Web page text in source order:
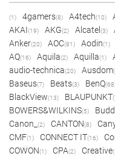
(1) 4gamers(8) A4tech(10)
AKAI(19) AKG(2) Alcatel (3)
Anker(20) AOC(81) Aodin(1)
AQ(16) Aquila(2) Aquilla(1)
audio-technica(20) Ausdom
Baseus(7) Beats(3) BenQ
BlackView(13) BLAUPUNKT
BOWERS&WILKINS(5)
Canon_ (2) CANTON(8)
CMF(1) CONNECT IT(16)
COWON(1) CPA(2) Creative